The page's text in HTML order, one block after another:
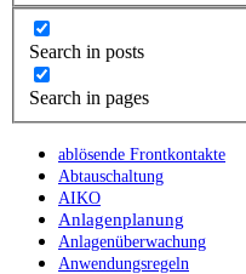
Search in posts
Search in pages
ablösende Frontkontakte
Abtauschaltung
AIKO
Anlagenplanung
Anlagenüberwachung
Anwendungsregeln